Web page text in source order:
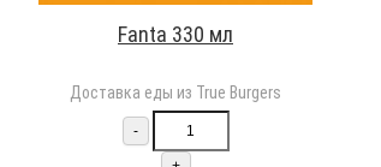
Fanta 330 мл
Доставка еды из True Burgers
-